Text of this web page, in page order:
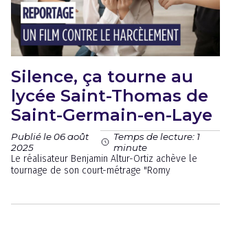
Silence, ça tourne au
lycée Saint-Thomas de
Saint-Germain-en-Laye
Publié le 06 août
2025
Temps de lecture: 1
minute
Le réalisateur Benjamin Altur-Ortiz achève le
tournage de son court-métrage "Romy